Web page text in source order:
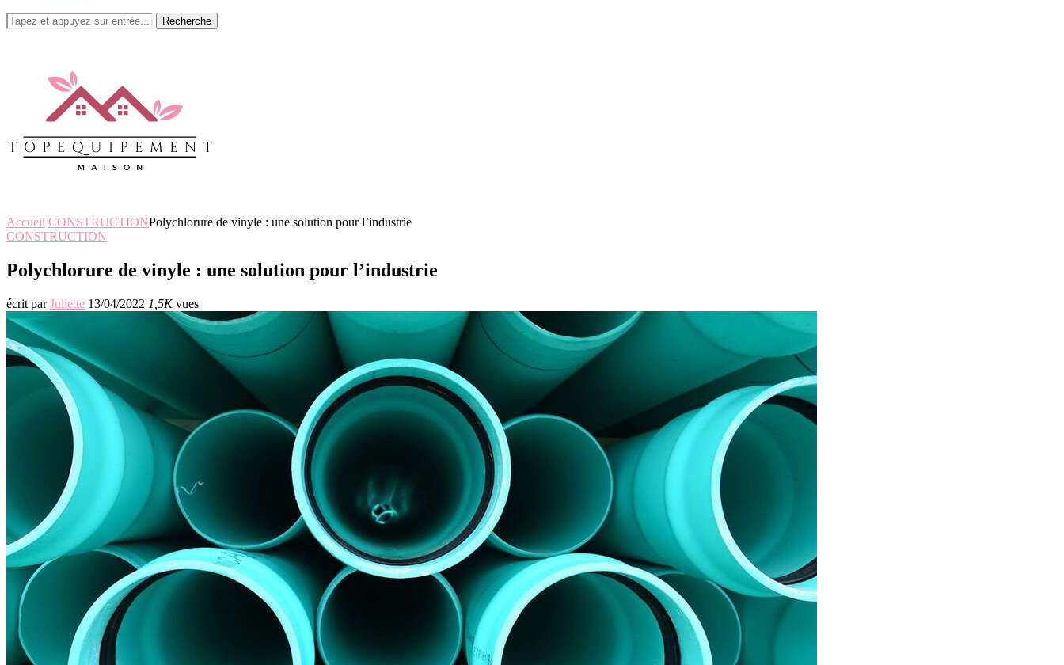
Recherche
Accueil CONSTRUCTIONPolychlorure de vinyle : une solution pour l’industrie
CONSTRUCTION
Polychlorure de vinyle : une solution pour l’industrie
écrit parJuliette 13/04/2022 1,5Kvues